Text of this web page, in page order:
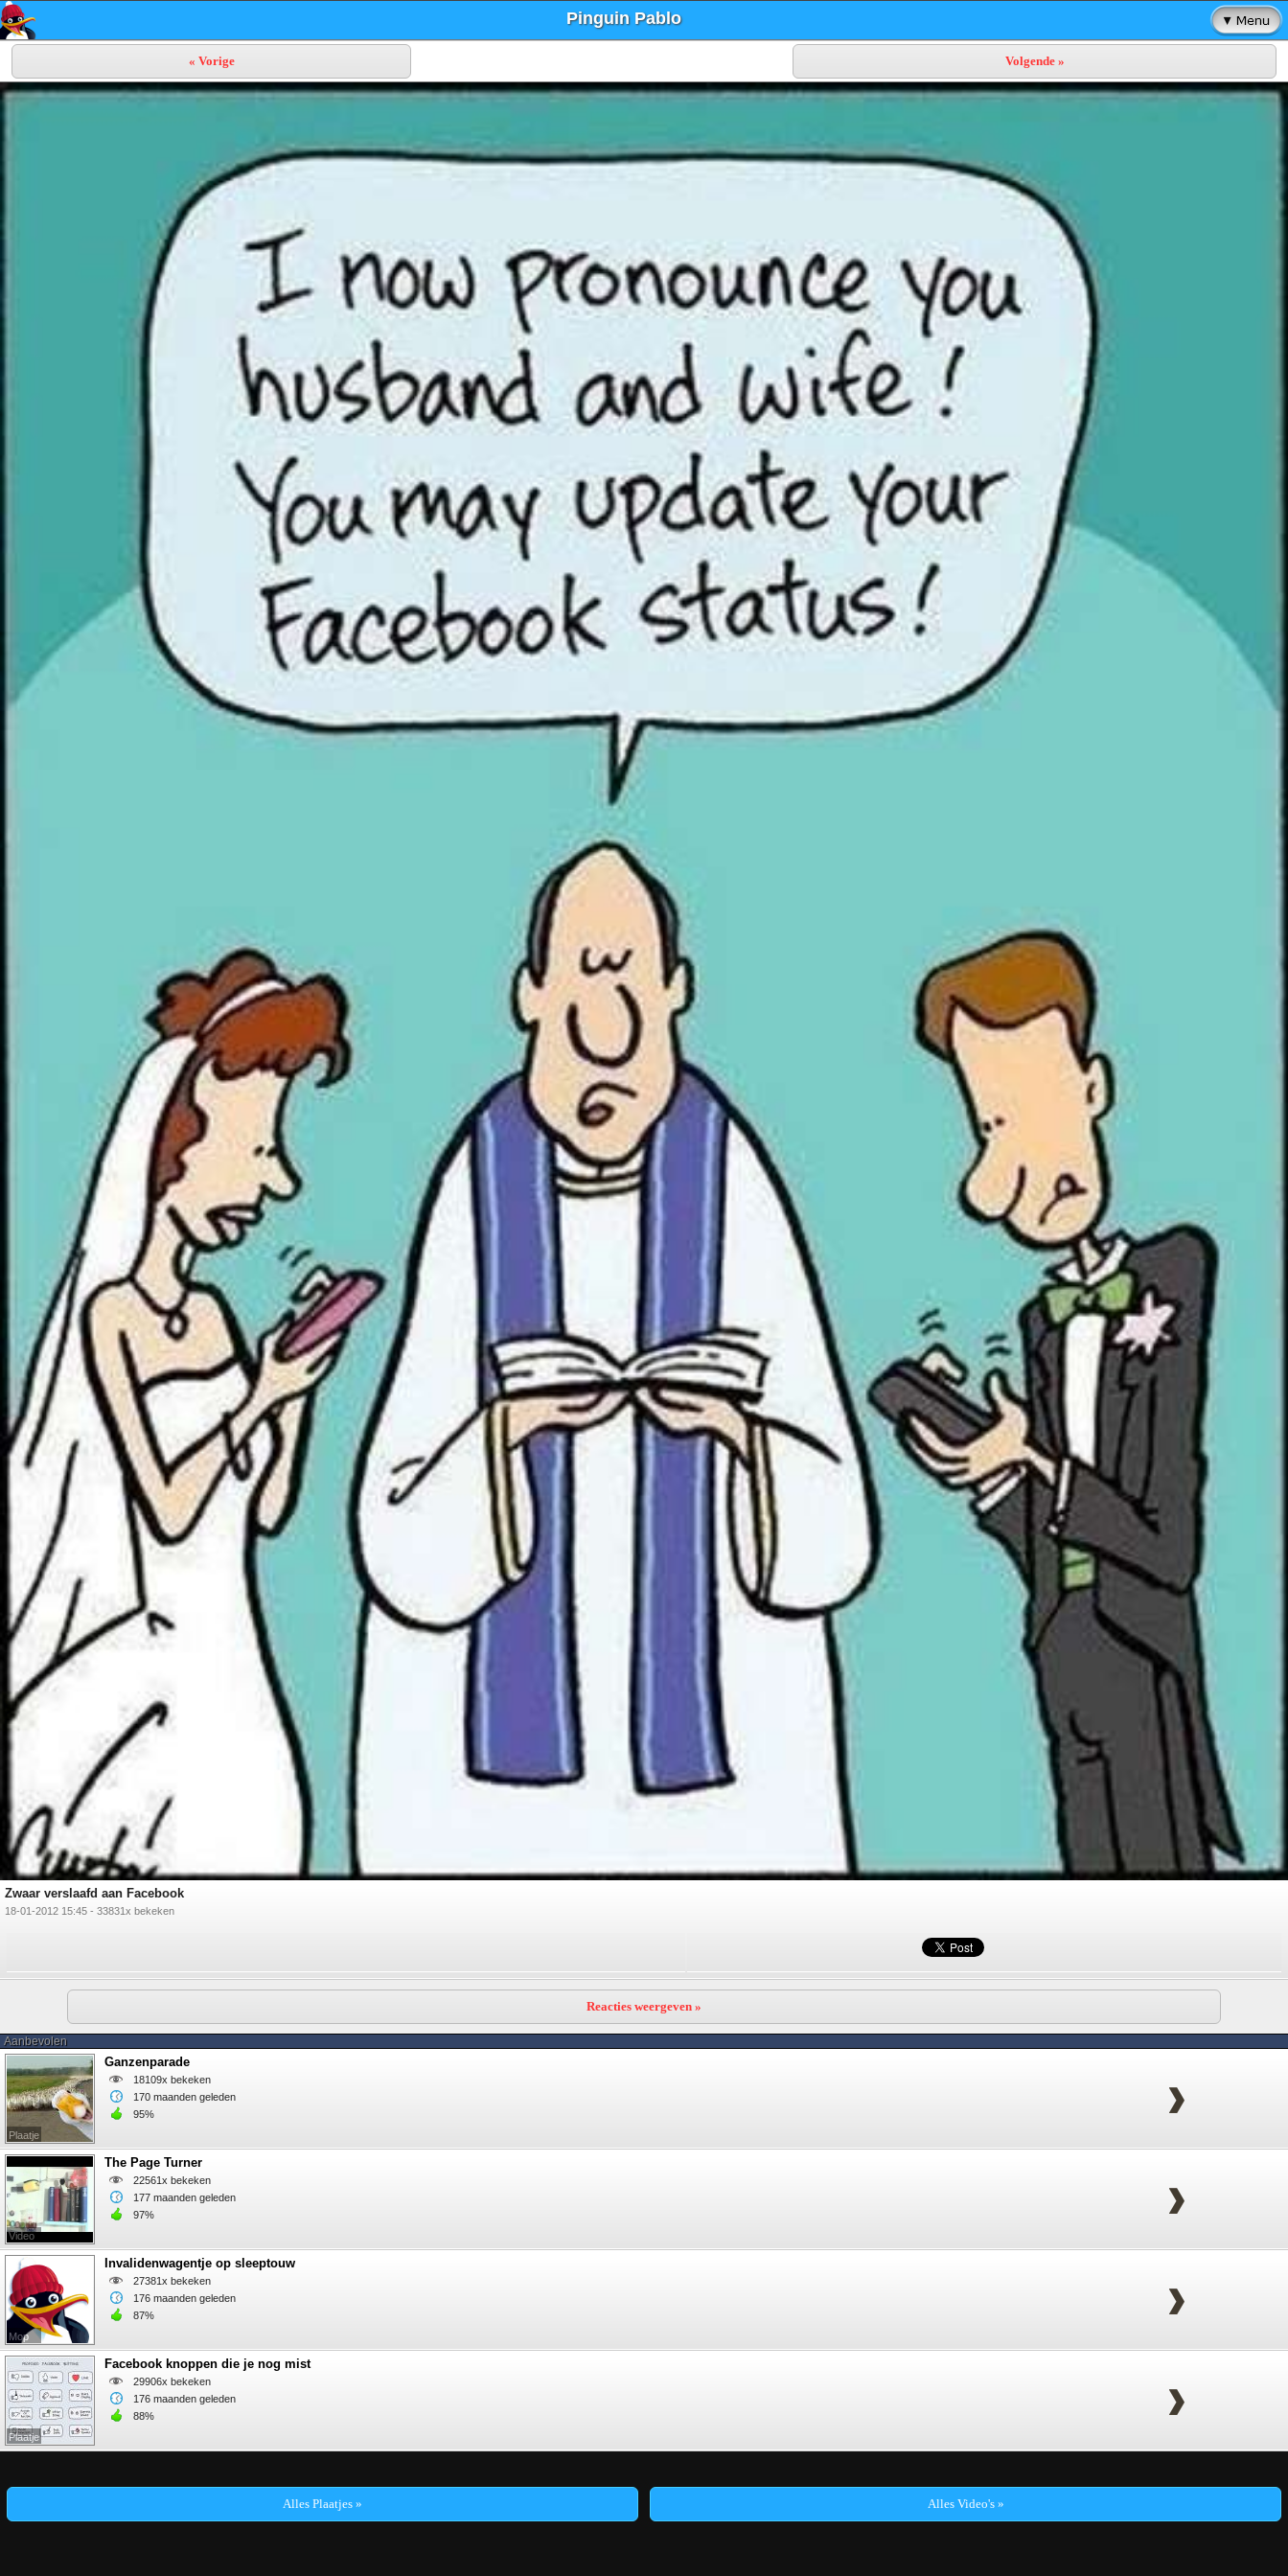
Pinguin Pablo
« Vorige Volgende »
Zwaar verslaafd aan Facebook
18-01-2012 15:45 - 33831x bekeken
Reacties weergeven »
Aanbevolen
Plaatje
Ganzenparade
18109x bekeken
170 maanden geleden
95%
Video
The Page Turner
22561x bekeken
177 maanden geleden
97%
Mop
Invalidenwagentje op sleeptouw
27381x bekeken
176 maanden geleden
87%
Plaatje
Facebook knoppen die je nog mist
29906x bekeken
176 maanden geleden
88%
Alles Plaatjes » Alles Video's »